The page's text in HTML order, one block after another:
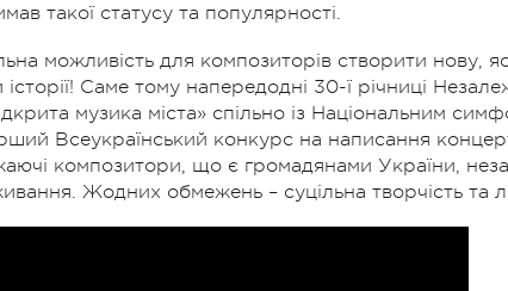
такої статусу та популярності.
можливість для композиторів створити нову,
історії! Саме тому напередодні 30-ї річниці
музика міста» спільно із Національним
Всеукраїнський конкурс на написання
композитори, що є громадянами України,
Жодних обмежень – суцільна творчість та